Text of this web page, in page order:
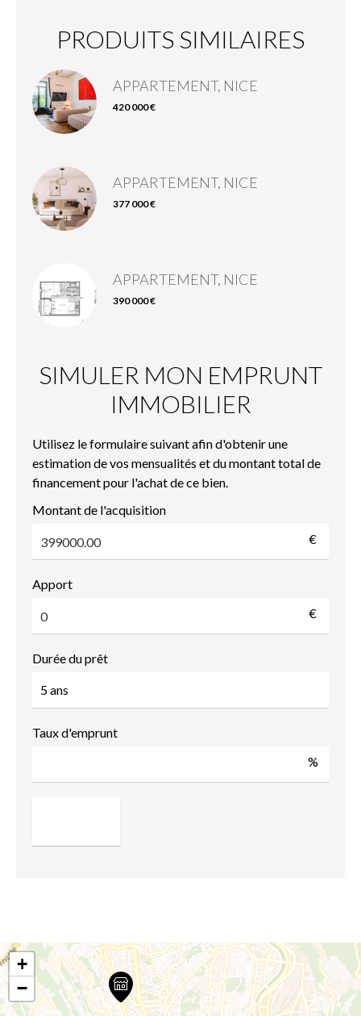
PRODUITS SIMILAIRES
APPARTEMENT, NICE
420 000 €
APPARTEMENT, NICE
377 000 €
APPARTEMENT, NICE
390 000 €
SIMULER MON EMPRUNT
IMMOBILIER
Utilisez le formulaire suivant afin d'obtenir une
estimation de vos mensualités et du montant total de
financement pour l'achat de ce bien.
Montant de l'acquisition
€
Apport
€
Durée du prêt
Taux d'emprunt
%
+
−